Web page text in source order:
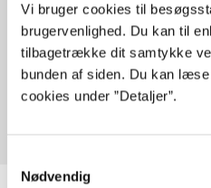
Vi bruger cookies til
brugervenlighed. Du kan til
tilbagetrække dit samtykke
bunden af siden. Du kan
cookies under ”Detaljer”.
Nødvendig
Artikler med samme
Fra